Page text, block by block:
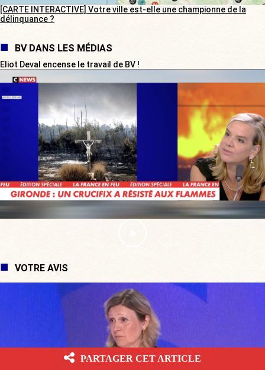
[CARTE INTERACTIVE] Votre ville est-elle une championne de la
délinquance ?
BV DANS LES MÉDIAS
Eliot Deval encense le travail de BV !
VOTRE AVIS
PARTAGER CET ARTICLE